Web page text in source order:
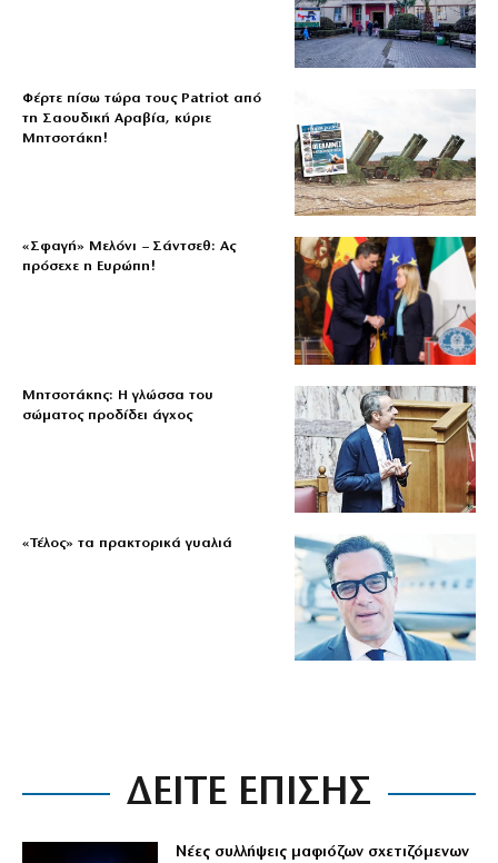
Φέρτε πίσω τώρα τους Patriot από
τη Σαουδική Αραβία, κύριε
Μητσοτάκη!
«Σφαγή» Μελόνι – Σάντσεθ: Ας
πρόσεχε η Ευρώπη!
Μητσοτάκης: Η γλώσσα του
σώματος προδίδει άγχος
«Τέλος» τα πρακτορικά γυαλιά
ΔΕΙΤΕ ΕΠΙΣΗΣ
Νέες συλλήψεις μαφιόζων σχετιζόμενων